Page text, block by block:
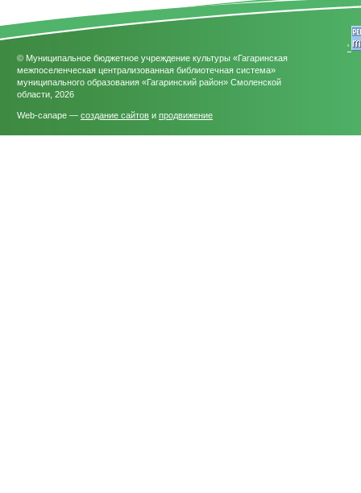
© Муниципальное бюджетное учреждение культуры «Гагаринская
межпоселенческая централизованная библиотечная система»
муниципального образования «Гагаринский район» Смоленской
области, 2026
Web-canape — создание сайтов и продвижение
'